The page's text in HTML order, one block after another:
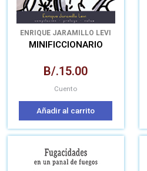
ENRIQUE JARAMILLO LEVI
MINIFICCIONARIO
B/.15.00
Cuento
Añadir al carrito